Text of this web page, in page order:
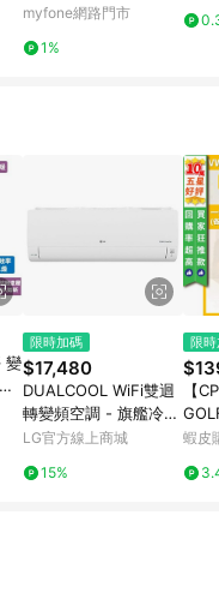
氣13坪CS-UX80FA2-
準安裝)
myfone網路門市
1%
HA2
變
限時加碼
$17,480
DUALCOOL WiFi雙迴
轉變頻空調 - 旗艦冷暖
型_5.2kW 室內機_建議
產品含室內機，室外機
LG官方線上商城
15%
限
【
8.5
蝦皮